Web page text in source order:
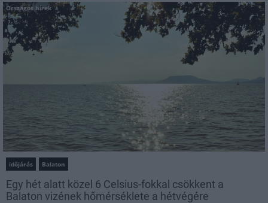
Országos hírek
időjárás Balaton
Egy hét alatt közel 6 Celsius-fokkal csökkent a
Balaton vizének hőmérséklete a hétvégére